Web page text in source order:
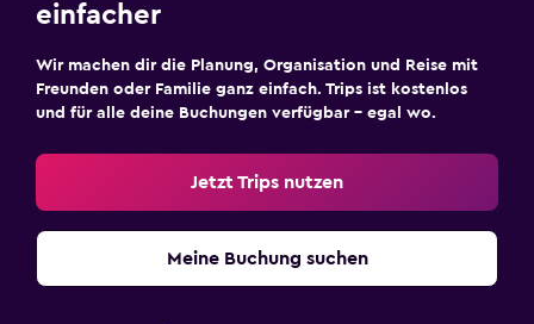
einfacher
Wir machen dir die Planung, Organisation und Reise mit
Freunden oder Familie ganz einfach. Trips ist kostenlos
und für alle deine Buchungen verfügbar – egal wo.
Jetzt Trips nutzen
Meine Buchung suchen